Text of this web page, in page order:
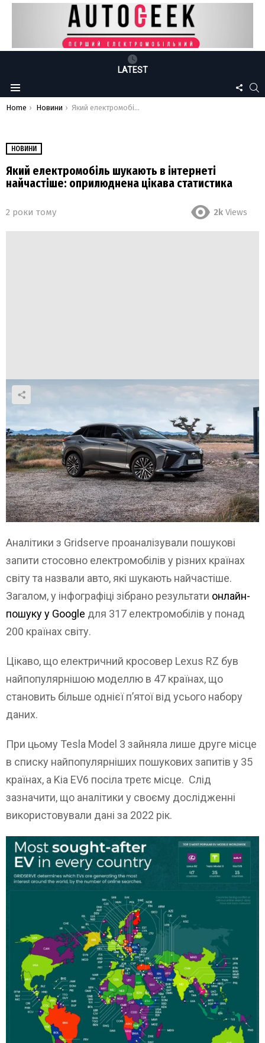
LATEST
Menu
US
You are here:
Home Новини Який електромобіль шукають в інтернеті найчастіше: оприлюднена цікава статистика
НОВИНИ
Який електромобіль шукають в інтернеті
найчастіше: оприлюднена цікава статистика
2 роки тому 2k Views
Аналітики з Gridserve проаналізували пошукові
запити стосовно електромобілів у різних країнах
світу та назвали авто, які шукають найчастіше.
Загалом, у інфографіці зібрано результати онлайн-
пошуку у Google для 317 електромобілів у понад
200 країнах світу.
Цікаво, що електричний кросовер Lexus RZ був
найпопулярнішою моделлю в 47 країнах, що
становить більше однієї п’ятої від усього набору
даних.
При цьому Tesla Model 3 зайняла лише друге місце
в списку найпопулярніших пошукових запитів у 35
країнах, а Kia EV6 посіла третє місце. Слід
зазначити, що аналітики у своєму дослідженні
використовували дані за 2022 рік.